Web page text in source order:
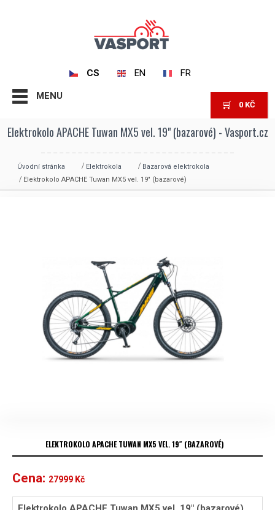
CS EN FR
MENU
0 KČ
Elektrokolo APACHE Tuwan MX5 vel. 19" (bazarové) - Vasport.cz
Úvodní stránka Elektrokola
Bazarová elektrokola
Elektrokolo APACHE Tuwan MX5 vel. 19″ (bazarové)
ELEKTROKOLO APACHE TUWAN MX5 VEL. 19″ (BAZAROVÉ)
Cena: 27999 Kč